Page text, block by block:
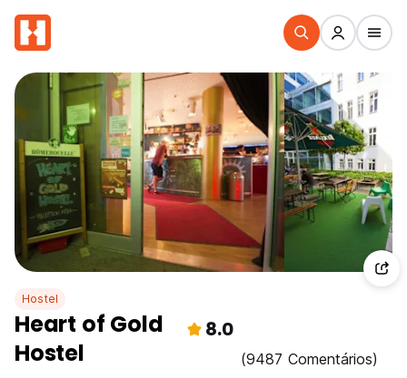
Hostel
Heart of Gold
Hostel
8.0
(9487 Comentários)